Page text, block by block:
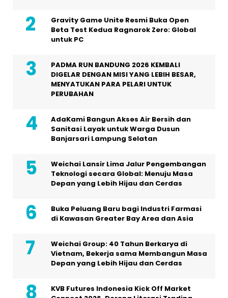
Gravity Game Unite Resmi Buka Open
Beta Test Kedua Ragnarok Zero: Global
untuk PC
PADMA RUN BANDUNG 2026 KEMBALI
DIGELAR DENGAN MISI YANG LEBIH BESAR,
MENYATUKAN PARA PELARI UNTUK
PERUBAHAN
AdaKami Bangun Akses Air Bersih dan
Sanitasi Layak untuk Warga Dusun
Banjarsari Lampung Selatan
Weichai Lansir Lima Jalur Pengembangan
Teknologi secara Global: Menuju Masa
Depan yang Lebih Hijau dan Cerdas
Buka Peluang Baru bagi Industri Farmasi
di Kawasan Greater Bay Area dan Asia
Weichai Group: 40 Tahun Berkarya di
Vietnam, Bekerja sama Membangun Masa
Depan yang Lebih Hijau dan Cerdas
KVB Futures Indonesia Kick Off Market